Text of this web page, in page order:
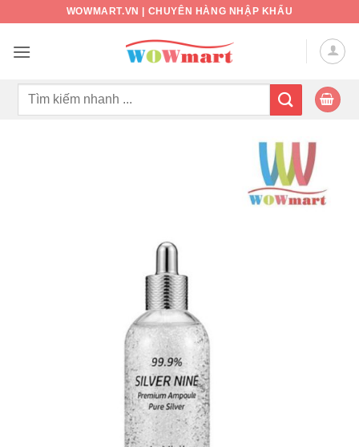
nội
WOWMART.VN | CHUYÊN HÀNG NHẬP KHẨU
Tìm